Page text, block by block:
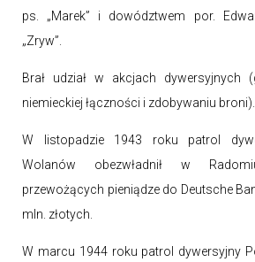
ps. „Marek” i dowództwem por.
„Zryw”.
Brał udział w akcjach dywersyjnych
niemieckiej łączności i zdobywaniu broni).
W listopadzie 1943 roku patrol
Wolanów obezwładnił w
przewożących pieniądze do Deutsche
mln. złotych.
W marcu 1944 roku patrol dywersyjny